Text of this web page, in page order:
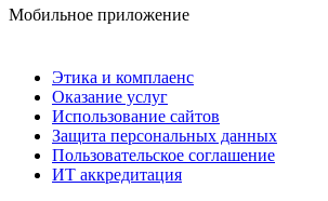
Мобильное приложение
Этика и комплаенс
Оказание услуг
Использование сайтов
Защита персональных данных
Пользовательское соглашение
ИТ аккредитация